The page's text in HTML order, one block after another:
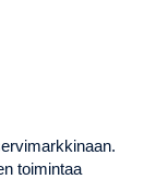
toimintaa